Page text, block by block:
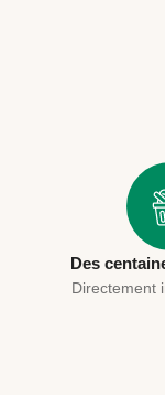
Des
Directement